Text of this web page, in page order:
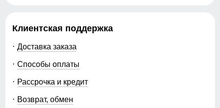
Клиентская поддержка
Доставка заказа
Способы оплаты
Рассрочка и кредит
Возврат, обмен